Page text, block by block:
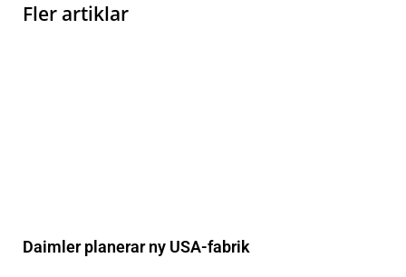
Fler artiklar
Daimler planerar ny USA-fabrik